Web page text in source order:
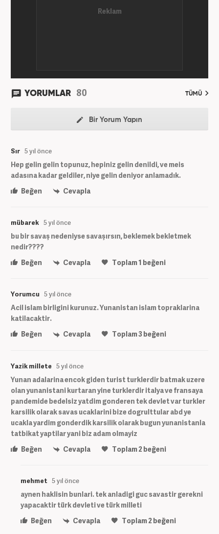
YORUMLAR 80 TÜMÜ
Bir Yorum Yapın
Sır 5 yıl önce
Hep gelin gelin topunuz, hepiniz gelin denildi, ve meis
adasına kadar geldiler, niye gelin deniyor anlamadık.
Beğen
Cevapla
mübarek 5 yıl önce
bu bir savaş nedeniyse savaşırsın, beklemek bekletmek
nedir????
Beğen
Cevapla Toplam1 beğeni
Yorumcu 5 yıl önce
Acil islam birligini kurunuz. Yunanistan islam topraklarina
katilacaktir.
Beğen
Cevapla Toplam3beğeni
Yazik millete 5 yıl önce
Yunan adalarina encok giden turist turklerdir batmak uzere
olan yunanistani kurtaran yine turklerdir italya ve fransaya
pandemide bedelsiz yatdim gonderen tek devlet var turkler
karsilik olarak savas ucaklarini bize dogrulttular abd ye
ucakla yardim gonderdik karsilik olarak bugun yunanistanla
tatbikat yaptilar yani biz adam olmayiz
Beğen
Cevapla Toplam2 beğeni
mehmet 5 yıl önce
aynen haklisin bunlari. tek anladigi guc savastir gerekni
yapacaktir türk devleti ve türk milleti
Beğen
Cevapla Toplam2beğeni